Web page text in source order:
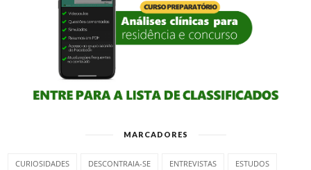
MARCADORES
CURIOSIDADES DESCONTRAIA-SE ENTREVISTAS ESTUDOS